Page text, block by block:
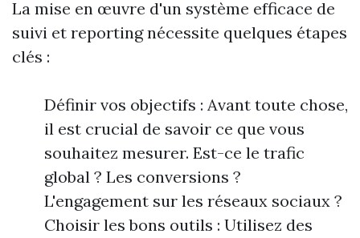
La mise en œuvre d'un système efficace de
suivi et reporting nécessite quelques étapes
clés :
Définir vos objectifs : Avant toute chose,
il est crucial de savoir ce que vous
souhaitez mesurer. Est-ce le trafic
global ? Les conversions ?
L'engagement sur les réseaux sociaux ?
Choisir les bons outils : Utilisez des